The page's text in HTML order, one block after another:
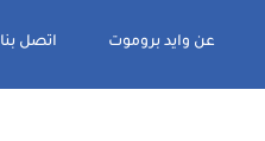
عن وايد بروموت اتصل بنا